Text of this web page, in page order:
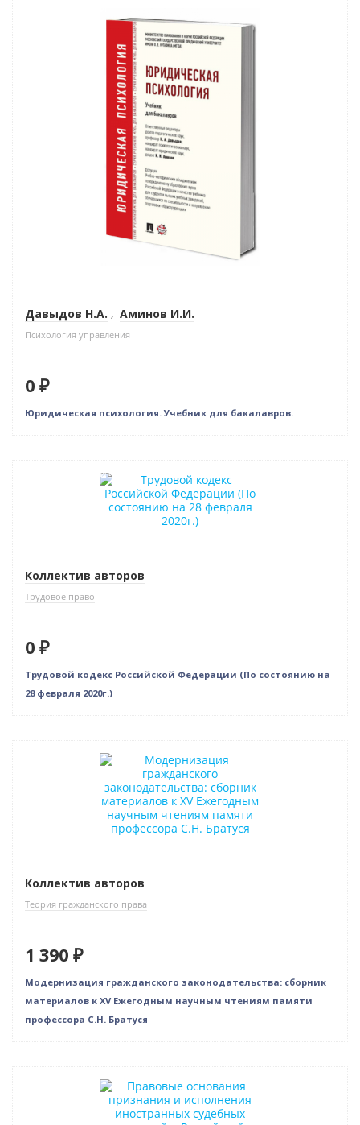
Давыдов Н.А. , Аминов И.И.
Психология управления
0 ₽
Юридическая психология. Учебник для бакалавров.
Нет в наличии
Коллектив авторов
Трудовое право
0 ₽
Трудовой кодекс Российской Федерации (По состоянию на
28 февраля 2020г.)
Коллектив авторов
Теория гражданского права
1 390 ₽
Модернизация гражданского законодательства: сборник
материалов к XV Ежегодным научным чтениям памяти
профессора С.Н. Братуся